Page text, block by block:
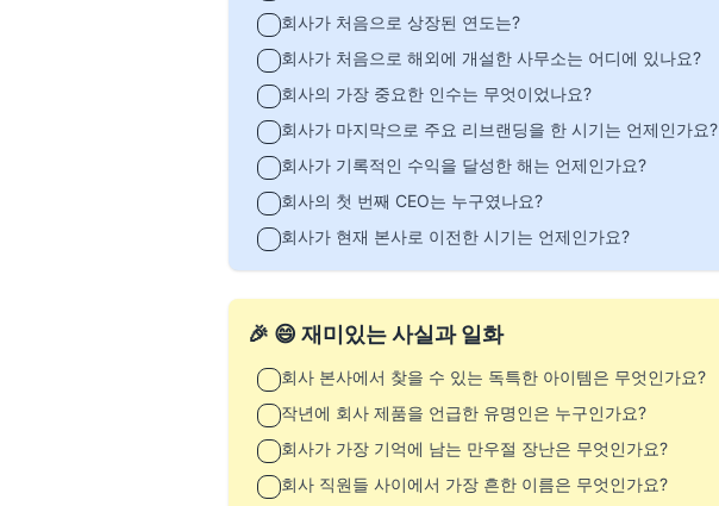
회사가 처음으로 상장된 연도는?
회사가 처음으로 해외에 개설한 사무소는 어디에 있나요?
회사의 가장 중요한 인수는 무엇이었나요?
회사가 마지막으로 주요 리브랜딩을 한 시기는 언제인가요?
회사가 기록적인 수익을 달성한 해는 언제인가요?
회사의 첫 번째 CEO는 누구였나요?
회사가 현재 본사로 이전한 시기는 언제인가요?
🎉 😄 재미있는 사실과 일화
회사 본사에서 찾을 수 있는 독특한 아이템은 무엇인가요?
작년에 회사 제품을 언급한 유명인은 누구인가요?
회사가 가장 기억에 남는 만우절 장난은 무엇인가요?
회사 직원들 사이에서 가장 흔한 이름은 무엇인가요?